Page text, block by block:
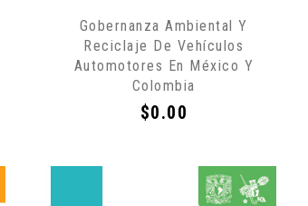
Gobernanza Ambiental Y
Reciclaje De Vehículos
Automotores En México Y
Colombia
Precio
$0.00